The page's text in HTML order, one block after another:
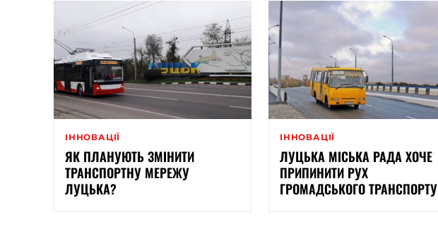
ІННОВАЦІЇ
ЯК ПЛАНУЮТЬ ЗМІНИТИ
ТРАНСПОРТНУ МЕРЕЖУ
ЛУЦЬКА?
ІННОВАЦІЇ
ЛУЦЬКА МІСЬКА РАДА ХОЧЕ
ПРИПИНИТИ РУХ
ГРОМАДСЬКОГО ТРАНСПОРТУ